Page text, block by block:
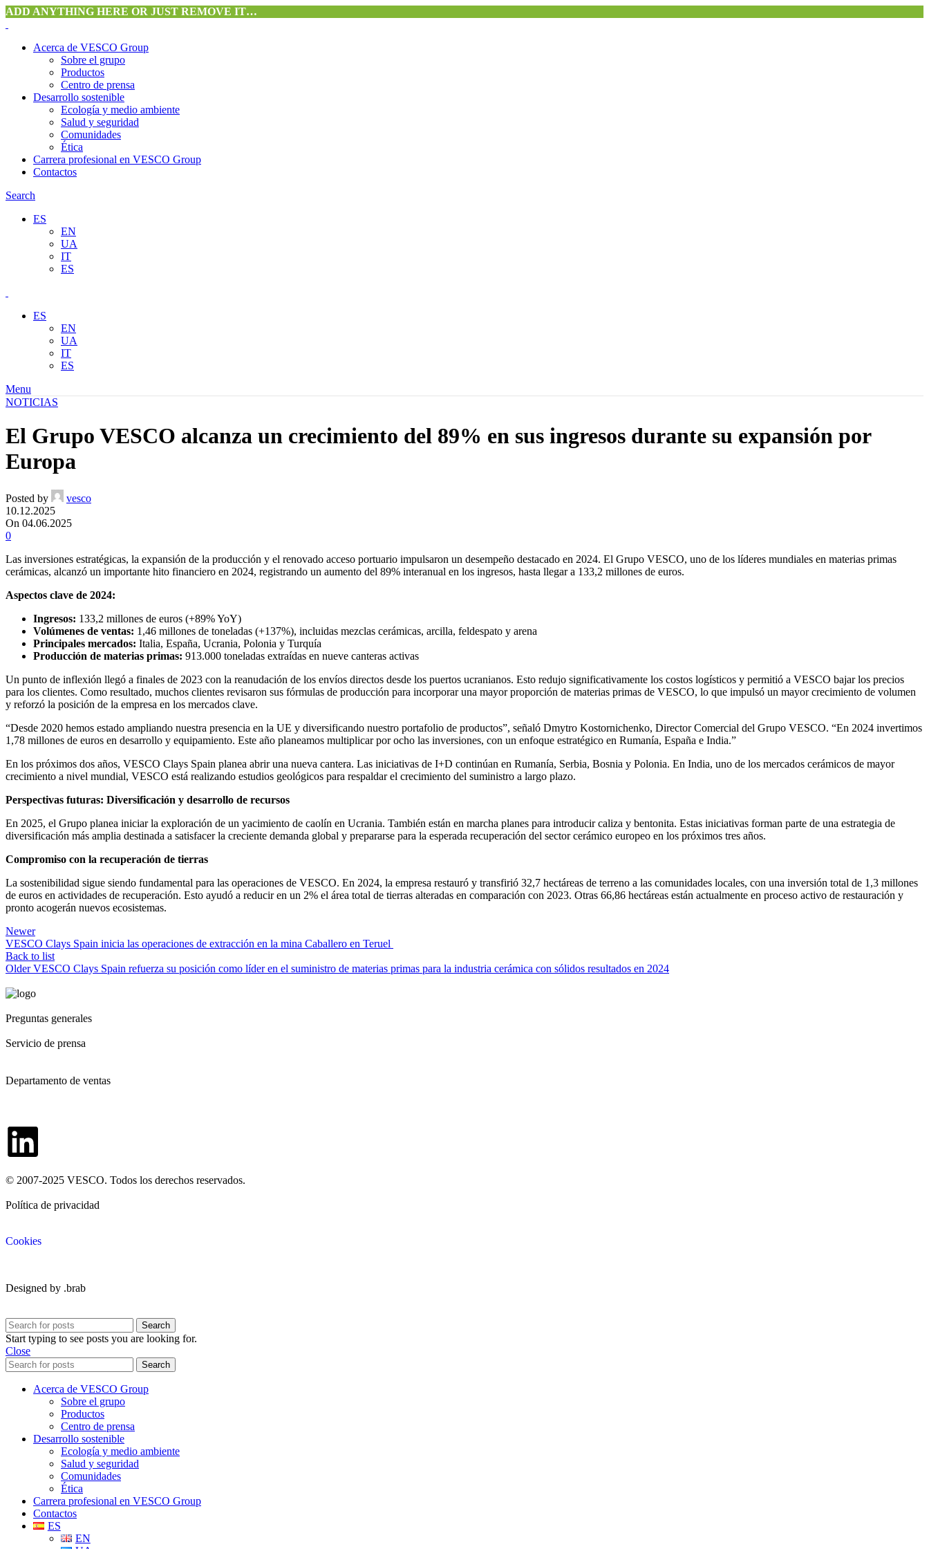
ADD ANYTHING HERE OR JUST REMOVE IT…
Acerca de VESCO Group
Sobre el grupo
Productos
Centro de prensa
Desarrollo sostenible
Ecología y medio ambiente
Salud y seguridad
Comunidades
Ética
Carrera profesional en VESCO Group
Contactos
Search
ES
EN
UA
IT
ES
ES
EN
UA
IT
ES
Menu
NOTICIAS
El Grupo VESCO alcanza un crecimiento del 89% en sus ingresos durante su expansión por
Europa
Posted by
vesco
10.12.2025
On 04.06.2025
0
Las inversiones estratégicas, la expansión de la producción y el renovado acceso portuario impulsaron un desempeño destacado en 2024. El Grupo VESCO, uno de los líderes mundiales en materias primas
cerámicas, alcanzó un importante hito financiero en 2024, registrando un aumento del 89% interanual en los ingresos, hasta llegar a 133,2 millones de euros.
Aspectos clave de 2024:
Ingresos: 133,2 millones de euros (+89% YoY)
Volúmenes de ventas: 1,46 millones de toneladas (+137%), incluidas mezclas cerámicas, arcilla, feldespato y arena
Principales mercados: Italia, España, Ucrania, Polonia y Turquía
Producción de materias primas: 913.000 toneladas extraídas en nueve canteras activas
Un punto de inflexión llegó a finales de 2023 con la reanudación de los envíos directos desde los puertos ucranianos. Esto redujo significativamente los costos logísticos y permitió a VESCO bajar los precios
para los clientes. Como resultado, muchos clientes revisaron sus fórmulas de producción para incorporar una mayor proporción de materias primas de VESCO, lo que impulsó un mayor crecimiento de volumen
y reforzó la posición de la empresa en los mercados clave.
“Desde 2020 hemos estado ampliando nuestra presencia en la UE y diversificando nuestro portafolio de productos”, señaló Dmytro Kostornichenko, Director Comercial del Grupo VESCO. “En 2024 invertimos
1,78 millones de euros en desarrollo y equipamiento. Este año planeamos multiplicar por ocho las inversiones, con un enfoque estratégico en Rumanía, España e India.”
En los próximos dos años, VESCO Clays Spain planea abrir una nueva cantera. Las iniciativas de I+D continúan en Rumanía, Serbia, Bosnia y Polonia. En India, uno de los mercados cerámicos de mayor
crecimiento a nivel mundial, VESCO está realizando estudios geológicos para respaldar el crecimiento del suministro a largo plazo.
Perspectivas futuras: Diversificación y desarrollo de recursos
En 2025, el Grupo planea iniciar la exploración de un yacimiento de caolín en Ucrania. También están en marcha planes para introducir caliza y bentonita. Estas iniciativas forman parte de una estrategia de
diversificación más amplia destinada a satisfacer la creciente demanda global y prepararse para la esperada recuperación del sector cerámico europeo en los próximos tres años.
Compromiso con la recuperación de tierras
La sostenibilidad sigue siendo fundamental para las operaciones de VESCO. En 2024, la empresa restauró y transfirió 32,7 hectáreas de terreno a las comunidades locales, con una inversión total de 1,3 millones
de euros en actividades de recuperación. Esto ayudó a reducir en un 2% el área total de tierras alteradas en comparación con 2023. Otras 66,86 hectáreas están actualmente en proceso activo de restauración y
pronto acogerán nuevos ecosistemas.
Newer
VESCO Clays Spain inicia las operaciones de extracción en la mina Caballero en Teruel
Back to list
Older VESCO Clays Spain refuerza su posición como líder en el suministro de materias primas para la industria cerámica con sólidos resultados en 2024
Preguntas generales
Servicio de prensa
Departamento de ventas
© 2007-2025 VESCO. Todos los derechos reservados.
Política de privacidad
Cookies
Designed by .brab
Search
Start typing to see posts you are looking for.
Close
Search
Acerca de VESCO Group
Sobre el grupo
Productos
Centro de prensa
Desarrollo sostenible
Ecología y medio ambiente
Salud y seguridad
Comunidades
Ética
Carrera profesional en VESCO Group
Contactos
ES
EN